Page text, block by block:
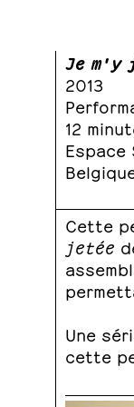
Je m'y
2013
12
Espace
Cette
jetée
Une
cette